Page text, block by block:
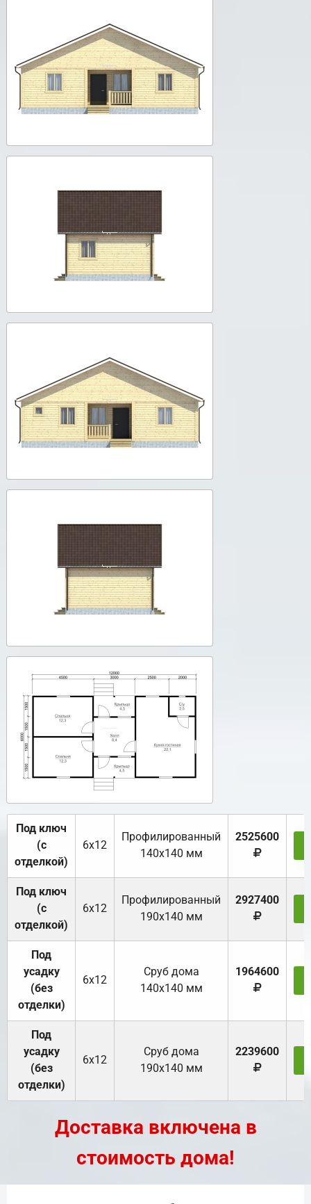
Под ключ
(с
отделкой)
6х12
Профилированный
140х140 мм
2525600
Под ключ
(с
отделкой)
6х12
Профилированный
190х140 мм
2927400
Под
усадку
(без
отделки)
6х12
Cруб дома
140х140 мм
1964600
Под
усадку
(без
отделки)
6х12
Cруб дома
190х140 мм
2239600
Доставка включена в
стоимость дома!